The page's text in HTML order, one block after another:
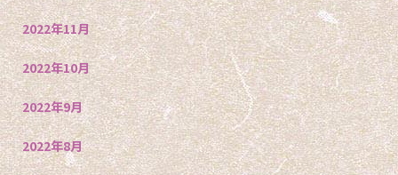
2022年11月
2022年10月
2022年9月
2022年8月